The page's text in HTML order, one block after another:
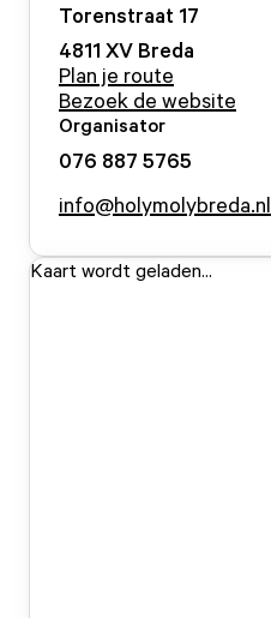
Torenstraat 17
4811 XV Breda
Plan je route
Bezoek de website
Organisator
076 887 5765
info@holymolybreda.nl
Kaart wordt geladen...